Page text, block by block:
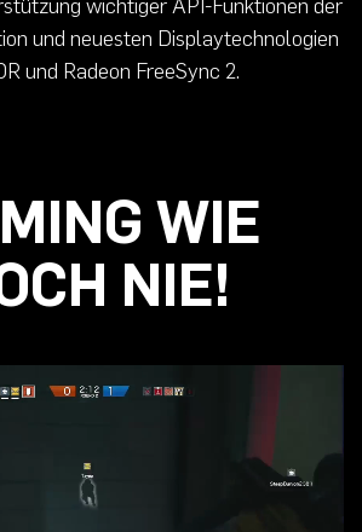
wichtiger API-Funktionen der
und neuesten Displaytechnologien
und Radeon FreeSync 2.
WIE
NIE!